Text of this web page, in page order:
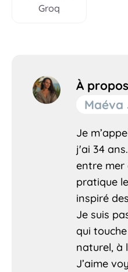
Groq
À
Maéva
Je
j'ai 34
entre mer
pratique
inspiré
Je suis
qui
naturel, à
J’aime